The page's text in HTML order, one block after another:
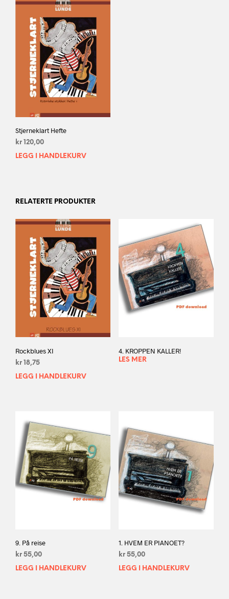
Stjerneklart Hefte
kr 120,00
LEGG I HANDLEKURV
RELATERTE PRODUKTER
Rockblues XI
kr 18,75
LEGG I HANDLEKURV
4. KROPPEN KALLER!
LES MER
9. På reise
kr 55,00
LEGG I HANDLEKURV
1. HVEM ER PIANOET?
kr55,00
LEGG I HANDLEKURV